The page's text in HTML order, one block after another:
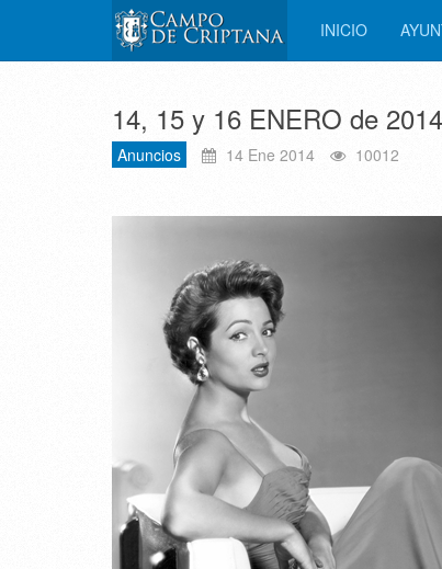
INICIO
14, 15 y 16 ENERO de
Anuncios 14 Ene 2014 10012